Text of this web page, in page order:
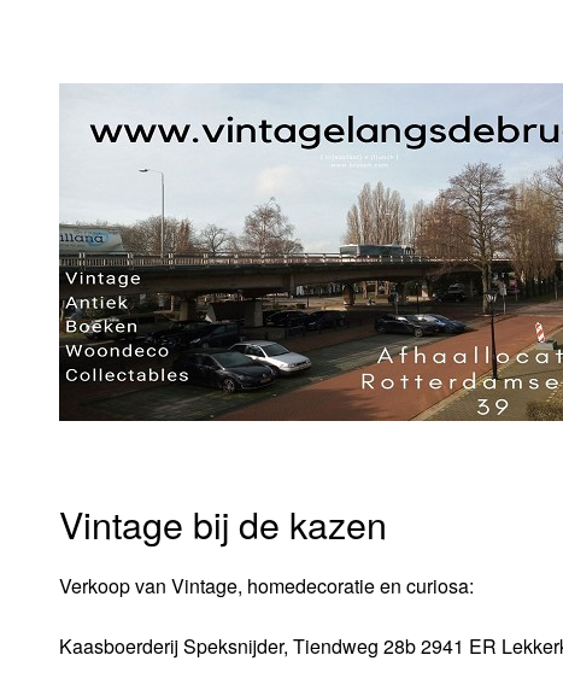
Vintage bij de kazen
Verkoop van Vintage, homedecoratie en curiosa:
Kaasboerderij Speksnijder, Tiendweg 28b 2941 ER